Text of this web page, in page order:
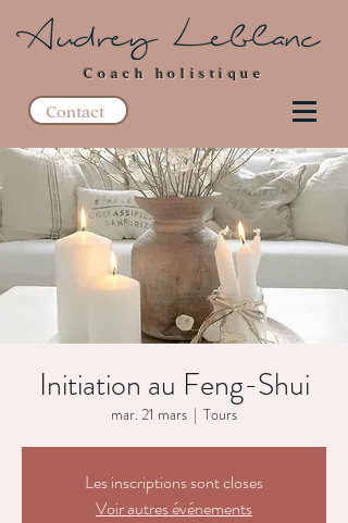
Coach holistique
Contact
Initiation au Feng-Shui
mar. 21 mars
  |
Tours
Les inscriptions sont closes
Voir autres événements